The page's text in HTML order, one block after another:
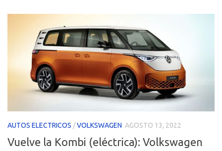
AUTOS ELECTRICOS /VOLKSWAGEN AGOSTO 13, 2022
Vuelve la Kombi (eléctrica): Volkswagen